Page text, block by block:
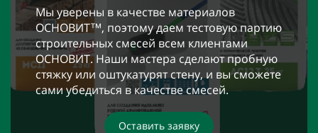
Мы уверены в качестве материалов
ОСНОВИТ™, поэтому даем тестовую партию
строительных смесей всем клиентами
ОСНОВИТ. Наши мастера сделают пробную
стяжку или оштукатурят стену, и вы сможете
сами убедиться в качестве смесей.
Оставить заявку